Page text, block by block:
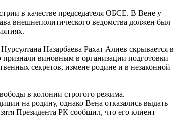
в качестве председателя ОБСЕ. В Вене у
внешнеполитического ведомства должен был
Назарбаева Рахат Алиев скрывается в
виновным в организации подготовки
секретов, измене родине и в незаконной
в колонии строгого режима.
на родину, однако Вена отказались выдать
Президента РК сообщил, что его клиент